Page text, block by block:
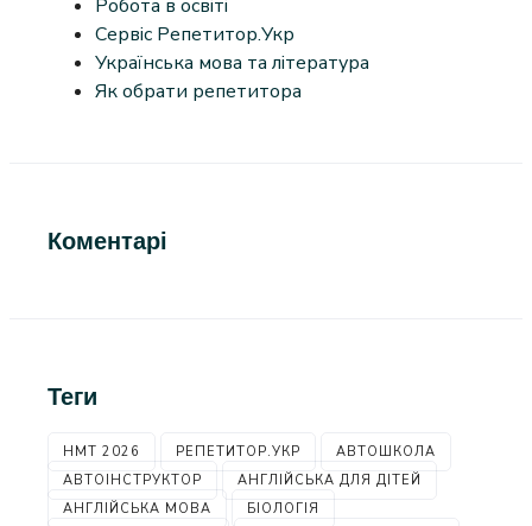
Робота в освіті
Сервіс Репетитор.Укр
Українська мова та література
Як обрати репетитора
Коментарі
Теги
НМТ 2026 РЕПЕТИТОР.УКР
АВТОШКОЛА
АВТОІНСТРУКТОР
АНГЛІЙСЬКА ДЛЯ ДІТЕЙ
АНГЛІЙСЬКА МОВА
БІОЛОГІЯ